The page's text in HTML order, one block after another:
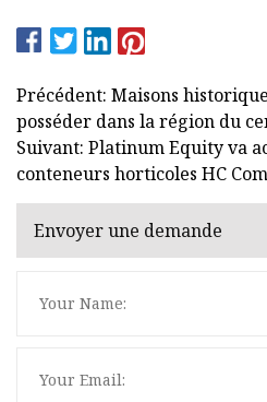
Précédent: Maisons
posséder dans la région du
Suivant: Platinum Equity va
conteneurs horticoles HC
Envoyer une demande